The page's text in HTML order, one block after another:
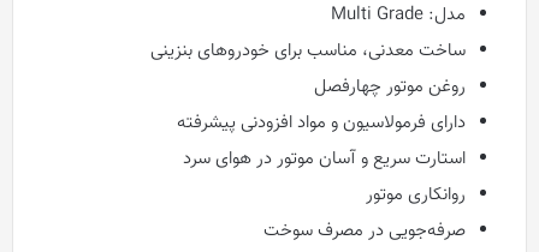
مدل: Multi Grade
ساخت معدنی، مناسب برای خودروهای بنزینی
روغن موتور چهارفصل
دارای فرمولاسیون و مواد افزودنی پیشرفته
استارت سریع و آسان موتور در هوای سرد
روانکاری موتور
صرفه‌جویی در مصرف سوخت